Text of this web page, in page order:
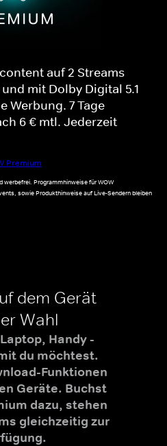
auf 2 Streams
mit Dolby Digital 5.1
Werbung. 7 Tage
6 € mtl. Jederzeit
Premium
werbefrei. Programmhinweise für WOW
sowie Produkthinweise auf Live-Sendern bleiben
dem Gerät
Wahl
Handy -
du möchtest.
Funktionen
Geräte. Buchst
dazu, stehen
gleichzeitig zur